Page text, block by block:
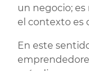
un negocio; es
el contexto es
En este